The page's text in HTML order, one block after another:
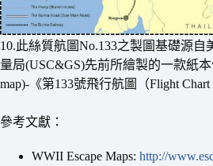
10.此絲質航圖No.133之製圖基礎源自
量局(USC&GS)先前所繪製的一款紙
map)-《第133號飛行航圖（Flight Chart
參考文獻：
WWII Escape Maps: http://